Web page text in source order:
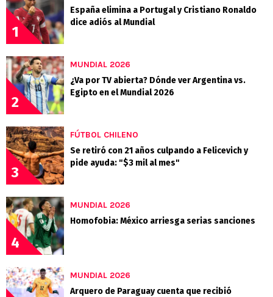
1
España elimina a Portugal y Cristiano Ronaldo
dice adiós al Mundial
2
MUNDIAL 2026
¿Va por TV abierta? Dónde ver Argentina vs.
Egipto en el Mundial 2026
3
FÚTBOL CHILENO
Se retiró con 21 años culpando a Felicevich y
pide ayuda: "$3 mil al mes"
4
MUNDIAL 2026
Homofobia: México arriesga serias sanciones
MUNDIAL 2026
Arquero de Paraguay cuenta que recibió